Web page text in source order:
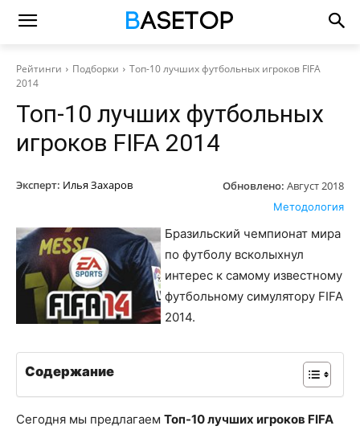
Рейтинги Подборки
Топ-10 лучших футбольных игроков FIFA
2014
Топ-10 лучших футбольных
игроков FIFA 2014
Эксперт: Илья Захаров Обновлено: Август 2018
Методология
Бразильский чемпионат мира
по футболу всколыхнул
интерес к самому известному
футбольному симулятору FIFA
2014.
Содержание
Сегодня мы предлагаем Топ-10 лучших игроков FIFA